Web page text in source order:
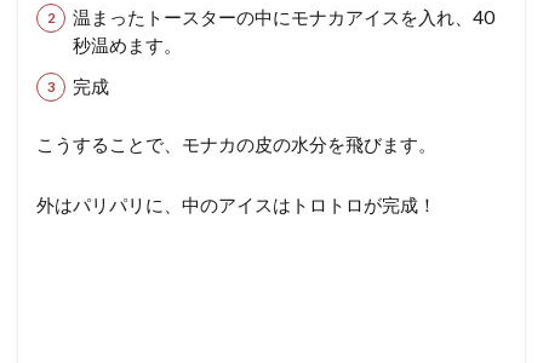
温まったトースターの中にモナカアイスを入れ、40
秒温めます。
完成
こうすることで、モナカの皮の水分を飛びます。
外はパリパリに、中のアイスはトロトロが完成！